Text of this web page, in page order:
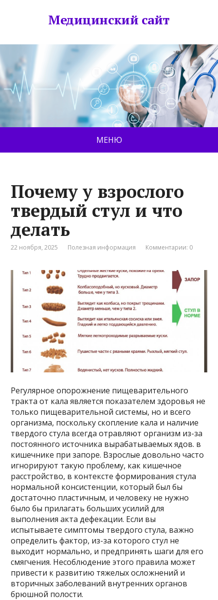
Медицинский сайт
МЕНЮ
Почему у взрослого
твердый стул и что
делать
22 ноября, 2025 Полезная информация Комментарии: 0
Регулярное опорожнение пищеварительного
тракта от кала является показателем здоровья не
только пищеварительной системы, но и всего
организма, поскольку скопление кала и наличие
твердого стула всегда отравляют организм из-за
постоянного источника вырабатываемых ядов. в
кишечнике при запоре. Взрослые довольно часто
игнорируют такую ​​проблему, как кишечное
расстройство, в контексте формирования стула
нормальной консистенции, который был бы
достаточно пластичным, и человеку не нужно
было бы прилагать больших усилий для
выполнения акта дефекации. Если вы
испытываете симптомы твердого стула, важно
определить фактор, из-за которого стул не
выходит нормально, и предпринять шаги для его
смягчения. Несоблюдение этого правила может
привести к развитию тяжелых осложнений и
вторичных заболеваний внутренних органов
брюшной полости.